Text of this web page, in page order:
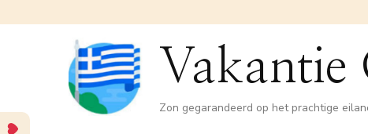
Vakantie
Zon gegarandeerd op het prachtige